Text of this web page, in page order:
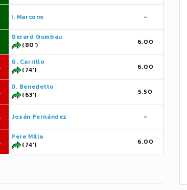
I. Marcone -
Gerard Gumbau
(80')
6,00
G. Carrillo
(74')
6,00
D. Benedetto
(63')
5,50
Josán Fernández -
Pere Milla
(74')
6,00